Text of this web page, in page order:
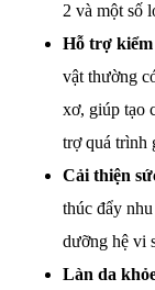
2 và một số
Hỗ trợ kiểm
vật thường
xơ, giúp tạo
trợ quá trình
Cải thiện
thúc đẩy
dưỡng hệ vi
Làn da